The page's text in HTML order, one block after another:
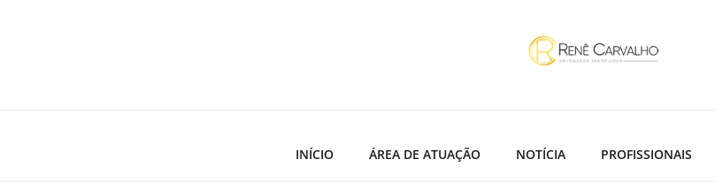
INÍCIO ÁREA DE ATUAÇÃO NOTÍCIA PROFISSIONAIS